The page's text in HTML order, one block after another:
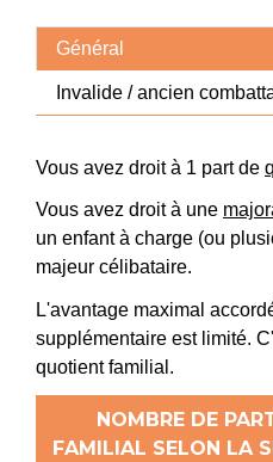
Général
Invalide / ancien
Vous avez droit à 1 part de
Vous avez droit à une
un enfant à charge (ou
majeur célibataire.
L'avantage maximal
supplémentaire est limité.
quotient familial.
NOMBRE DE
FAMILIAL SELON LA